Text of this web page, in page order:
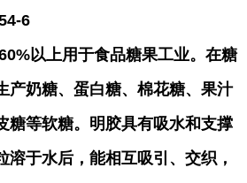
6
以上用于食品糖果工业。在糖
产奶糖、蛋白糖、棉花糖、果汁
糖等软糖。明胶具有吸水和支撑
溶于水后，能相互吸引、交织，